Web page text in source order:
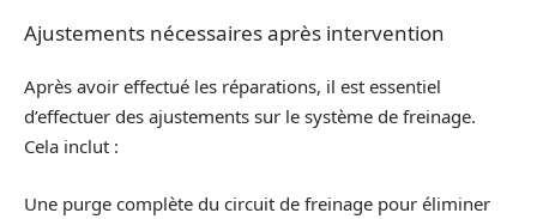
Ajustements nécessaires après intervention
Après avoir effectué les réparations, il est essentiel
d’effectuer des ajustements sur le système de freinage.
Cela inclut :
Une purge complète du circuit de freinage pour éliminer